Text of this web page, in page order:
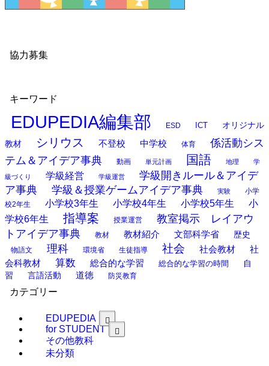
協力募集
キーワード
EDUPEDIA編集部 ESD ICT
オリジナル
教材
シリウス 不登校 中学校 体育
係活動シス
テム＆アイデア事典
動画 単元計画 国語 地理 学
級づくり 学級経営 学級運営
学級開きルール＆アイデ
ア事典
学級＆授業ゲームアイデア事典 実験
小学
校2年生
小学校3年生 小学校4年生 小学校5年生
小
学校6年生
指導案 授業運営
教室掲示 レイアウ
トアイデア事典
教材 教材紹介 文部科学省 歴史
物語文 理科 環境省 生徒指導 社会 社会教材
社
会科教材
算数 総合的な学習 総合的な学習の時間
自
習
言語活動 道徳 防災教育
カテゴリー
EDUPEDIA
for STUDENT
その他教科
未分類